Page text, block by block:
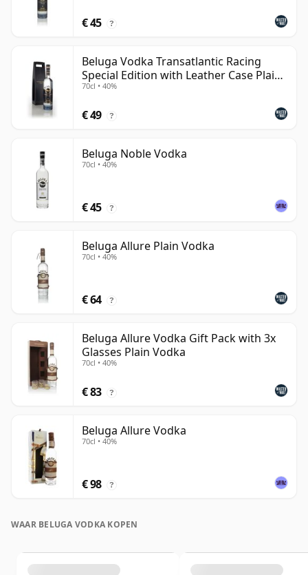
€ 45 ?
Beluga Vodka Transatlantic Racing
Special Edition with Leather Case Plain
Vodka
70cl • 40%
€ 49 ?
Beluga Noble Vodka
70cl • 40%
€ 45 ?
Beluga Allure Plain Vodka
70cl • 40%
€ 64 ?
Beluga Allure Vodka Gift Pack with 3x
Glasses Plain Vodka
70cl • 40%
€ 83 ?
Beluga Allure Vodka
70cl • 40%
€ 98 ?
WAAR BELUGA VODKA KOPEN